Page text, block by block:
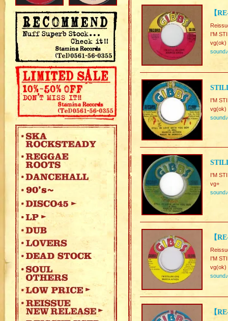
【
I'M
vg(ok)
sound♪
I'M
vg(ok)
sound♪
I'M
vg+
sound♪
【
I'M
vg(ok)
sound♪
【